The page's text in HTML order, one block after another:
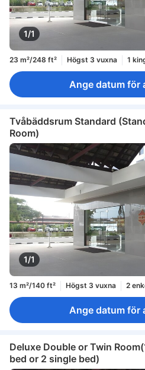
1/1
23 m²/248 ft² Högst 3 vuxna 1
Ange datum för
Tvåbäddsrum Standard
Room)
1/1
13 m²/140 ft² Högst 3 vuxna 2
Ange datum för
Deluxe Double or Twin
bed or 2 single bed)